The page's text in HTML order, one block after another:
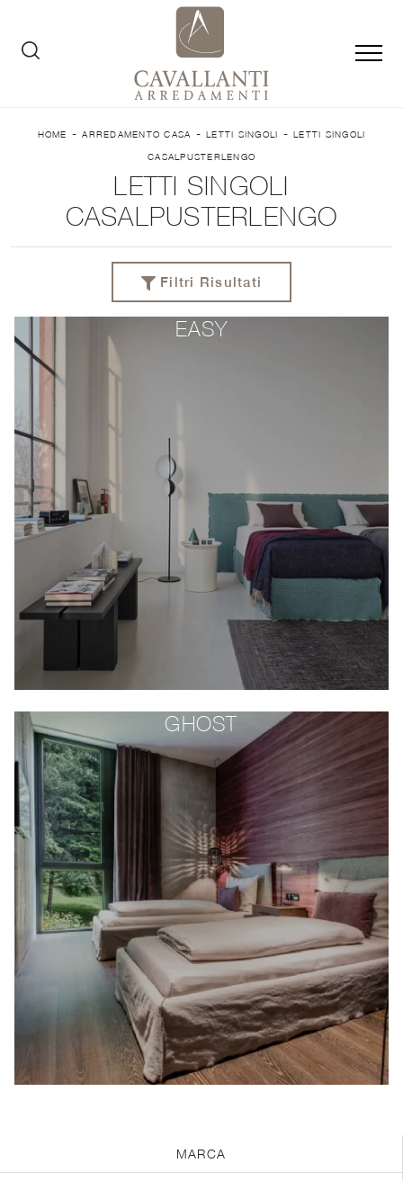
HOME -ARREDAMENTO CASA -LETTI SINGOLI -LETTI SINGOLI
CASALPUSTERLENGO
LETTI SINGOLI
CASALPUSTERLENGO
Filtri Risultati
MARCA
EASY
GHOST